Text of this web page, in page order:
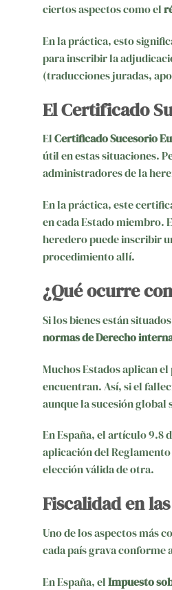
ciertos aspectos como el
En la práctica, esto
para inscribir la
(traducciones juradas,
El Certificado
ElCertificado Sucesorio
útil en estas situaciones.
administradores de la
En la práctica, este
en cada Estado miembro.
heredero puede inscribir
procedimiento allí.
¿Qué ocurre
Si los bienes están
normas de Derecho
Muchos Estados aplican
encuentran. Así, si el
aunque la sucesión global
En España, el artículo 9.8
aplicación del
elección válida de otra.
Fiscalidad en
Uno de los aspectos más
cada país grava conforme
En España, elImpuesto